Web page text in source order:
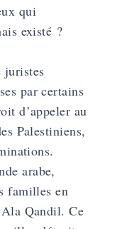
qui
existé ?
juristes
par certains
d’appeler au
Palestiniens,
arabe,
familles en
Qandil. Ce